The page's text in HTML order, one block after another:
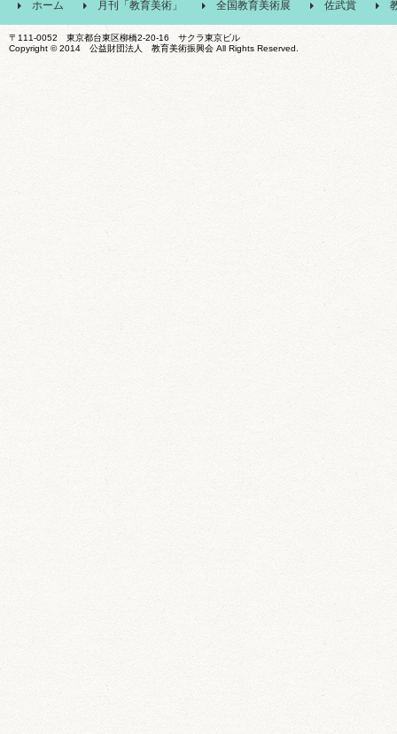
ホーム 月刊「教育美術」 全国教育美術展 佐武賞
〒111-0052 東京都台東区柳橋2-20-16 サクラ東京ビル
Copyright © 2014 公益財団法人 教育美術振興会 All Rights Reserved.